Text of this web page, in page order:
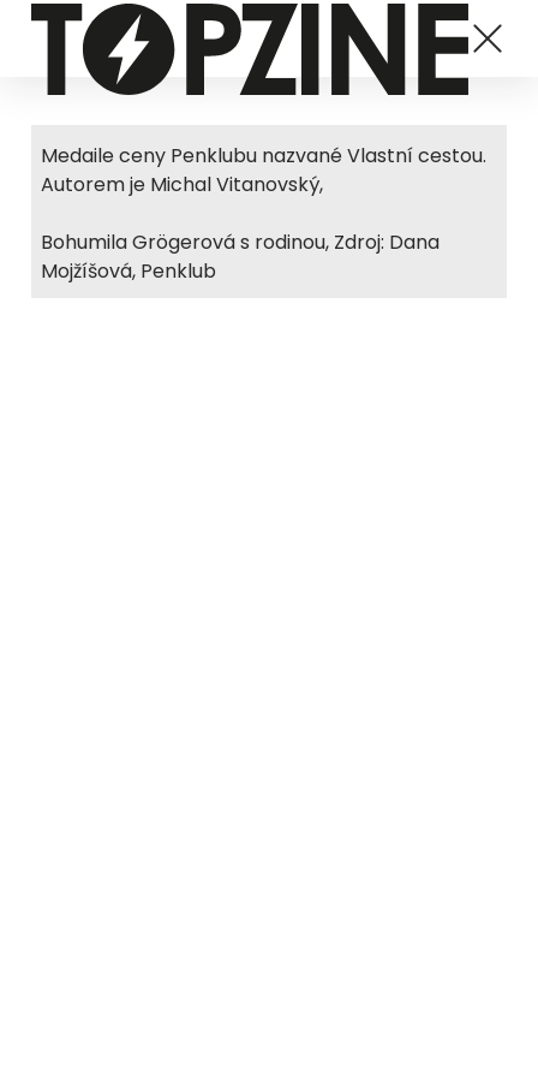
Medaile ceny Penklubu nazvané Vlastní cestou.
Autorem je Michal Vitanovský,
Bohumila Grögerová s rodinou, Zdroj: Dana
Mojžíšová, Penklub